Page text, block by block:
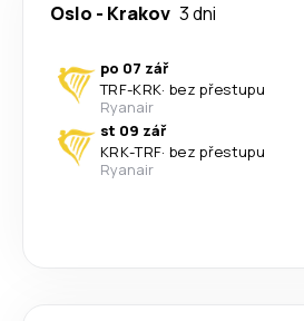
Oslo - Krakov 3 dni
po 07 zář
TRF-KRK· bez přestupu
Ryanair
st 09 zář
KRK-TRF· bez přestupu
Ryanair